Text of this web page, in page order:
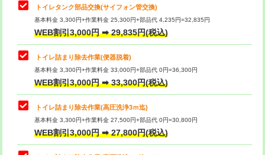
トイレタンク部品交換(サイフォン管交換)
基本料金 3,300円+作業料金 25,300円+部品代 4,235円=32,835円
WEB割引3,000円 ➡ 29,835円(税込)
トイレ詰まり除去作業(便器脱着)
基本料金 3,300円+作業料金 33,000円+部品代 0円=36,300円
WEB割引3,000円 ➡ 33,300円(税込)
トイレ詰まり除去作業(高圧洗浄3ｍ迄)
基本料金 3,300円+作業料金 27,500円+部品代 0円=30,800円
WEB割引3,000円 ➡ 27,800円(税込)